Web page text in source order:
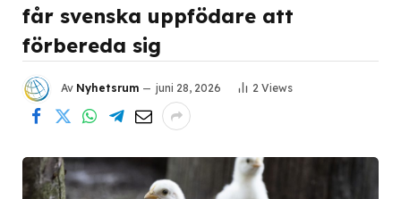
får svenska uppfödare att
förbereda sig
Av Nyhetsrum juni 28, 2026 2 Views